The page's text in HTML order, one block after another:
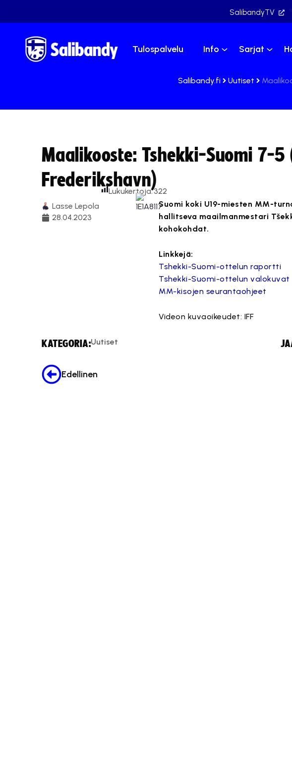
SalibandyTV
Tulospalvelu Info Sarjat
Salibandy.fi Uutiset
Maalikooste: Tshekki-Suomi 7-5
Frederikshavn)
Lasse Lepola
28.04.2023
Lukukertoja:322
Suomi koki U19-miesten MM-
hallitseva maailmanmestari
kohokohdat.
Linkkejä:
Tshekki-Suomi-ottelun raportti
Tshekki-Suomi-ottelun valokuvat
MM-kisojen seurantaohjeet
Videon kuvaoikeudet: IFF
KATEGORIA:Uutiset
Edellinen